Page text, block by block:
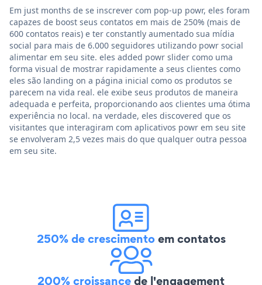
Em just months de se inscrever com pop-up powr, eles foram
capazes de boost seus contatos em mais de 250% (mais de
600 contatos reais) e ter constantly aumentado sua mídia
social para mais de 6.000 seguidores utilizando powr social
alimentar em seu site. eles added powr slider como uma
forma visual de mostrar rapidamente a seus clientes como
eles são landing on a página inicial como os produtos se
parecem na vida real. ele exibe seus produtos de maneira
adequada e perfeita, proporcionando aos clientes uma ótima
experiência no local. na verdade, eles discovered que os
visitantes que interagiram com aplicativos powr em seu site
se envolveram 2,5 vezes mais do que qualquer outra pessoa
em seu site.
250% de crescimentoem contatos
200% croissancede l'engagement